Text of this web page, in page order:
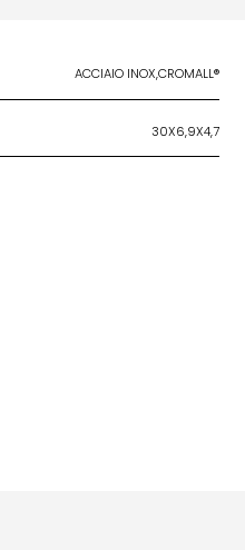
ACCIAIO INOX,CROMALL®
30X6,9X4,7